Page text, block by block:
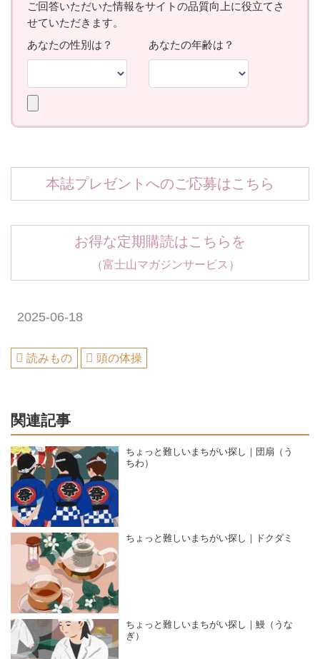
本誌プレゼントへのご応募はこちら
お得な定期購読はこちらを
（富士山マガジンサービス）
2025-06-18
読みもの 頭の体操
関連記事
ちょっと難しいまちがい探し｜団扇（う
ちわ）
ちょっと難しいまちがい探し｜ドクダミ
ちょっと難しいまちがい探し｜鰻（うな
ぎ）